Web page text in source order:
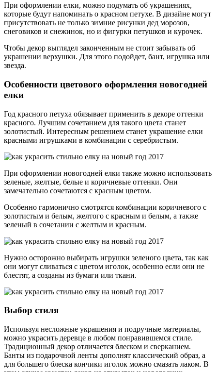
При оформлении елки, можно подумать об украшениях,
которые будут напоминать о красном петухе. В дизайне могут
присутствовать не только зимние рисунки дед морозов,
снеговиков и снежинок, но и фигурки петушков и курочек.
Чтобы декор выглядел законченным не стоит забывать об
украшении верхушки. Для этого подойдет, бант, игрушка или
звезда.
Особенности цветового оформления новогодней
елки
Год красного петуха обязывает применить в декоре оттенки
красного. Лучшим сочетанием для такого цвета станет
золотистый. Интересным решением станет украшение елки
красными игрушками в комбинации с серебристым.
При оформлении новогодней елки также можно использовать
зеленые, желтые, белые и коричневые оттенки. Они
замечательно сочетаются с красным цветом.
Особенно гармонично смотрятся комбинации коричневого с
золотистым и белым, желтого с красным и белым, а также
зеленый в сочетании с желтым и красным.
Нужно осторожно выбирать игрушки зеленого цвета, так как
они могут сливаться с цветом иголок, особенно если они не
блестят, а созданы из бумаги или ткани.
Выбор стиля
Используя несложные украшения и подручные материалы,
можно украсить деревце в любом понравившемся стиле.
Традиционный декор отличается блеском и сверканием.
Банты из подарочной ленты дополнят классический образ, а
для большего блеска кончики иголок можно смазать лаком. В